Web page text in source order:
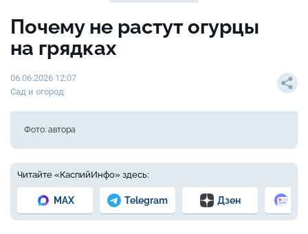
Почему не растут огурцы
на грядках
06.06.2026 12:07
Сад и огород
Фото: автора
Читайте «КаспийИнфо» здесь:
MAX Telegram Дзен